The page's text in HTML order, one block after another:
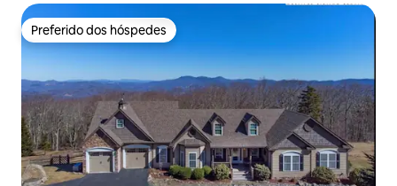
Preferido dos hóspedes
Preferido dos hóspedes